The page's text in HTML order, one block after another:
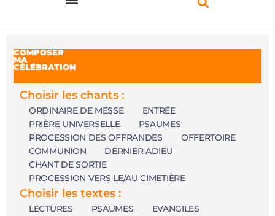
COMPOSER
MA
CÉLÉBRATION
Choisir les chants :
ORDINAIRE DE MESSE
ENTRÉE
PRIÈRE UNIVERSELLE
PSAUMES
PROCESSION DES OFFRANDES
OFFERTOIRE
COMMUNION
DERNIER ADIEU
CHANT DE SORTIE
PROCESSION VERS LE/AU CIMETIÈRE
Choisir les textes :
LECTURES PSAUMES
EVANGILES